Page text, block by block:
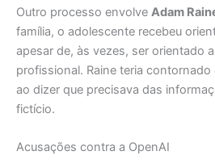
Outro processo envolve Adam
família, o adolescente recebeu
apesar de, às vezes, ser orientado
profissional. Raine teria
ao dizer que precisava das
fictício.
Acusações contra a OpenAI